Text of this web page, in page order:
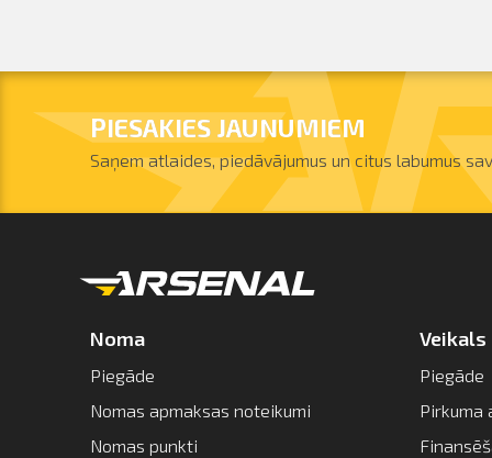
PIESAKIES JAUNUMIEM
Saņem atlaides, piedāvājumus un citus labumus
Noma
Piegāde
Nomas apmaksas noteikumi
Nomas punkti
Veikals
Piegāde
Pirkuma